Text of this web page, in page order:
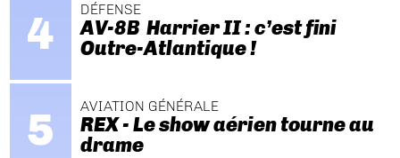
DÉFENSE
AV-8B Harrier II : c’est fini
Outre-Atlantique !
AVIATION GÉNÉRALE
REX - Le show aérien tourne au
drame